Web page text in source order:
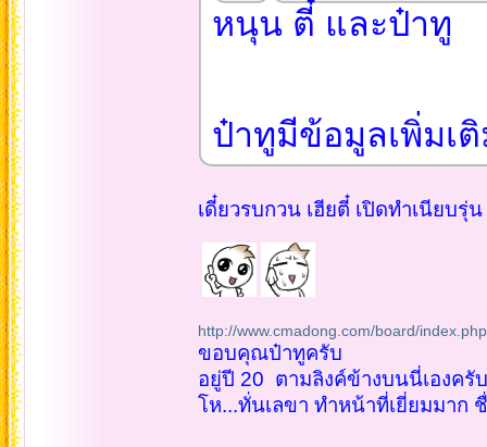
หนุน ตี๋ และป๋าทู
ป๋าทูมีข้อมูลเพิ่มเ
เดี๋ยวรบกวน เฮียตี๋ เปิดทำเนียบรุ่
http://www.cmadong.com/board/
ขอบคุณป๋าทูครับ
อยู่ปี 20 ตามลิงค์ข้างบนนี่เองครับ
โห...ทั่นเลขา ทำหน้าที่เยี่ยมมาก